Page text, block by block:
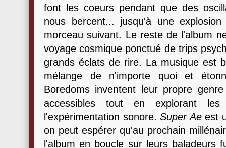
font les coeurs pendant que des
nous bercent... jusqu'à une
morceau suivant. Le reste de l'album
voyage cosmique ponctué de trips
grands éclats de rire. La musique est
mélange de n'importe quoi et
Boredoms inventent leur propre
accessibles tout en explorant
l'expérimentation sonore.Super Aeest
on peut espérer qu'au prochain
l'album en boucle sur leurs baladeurs